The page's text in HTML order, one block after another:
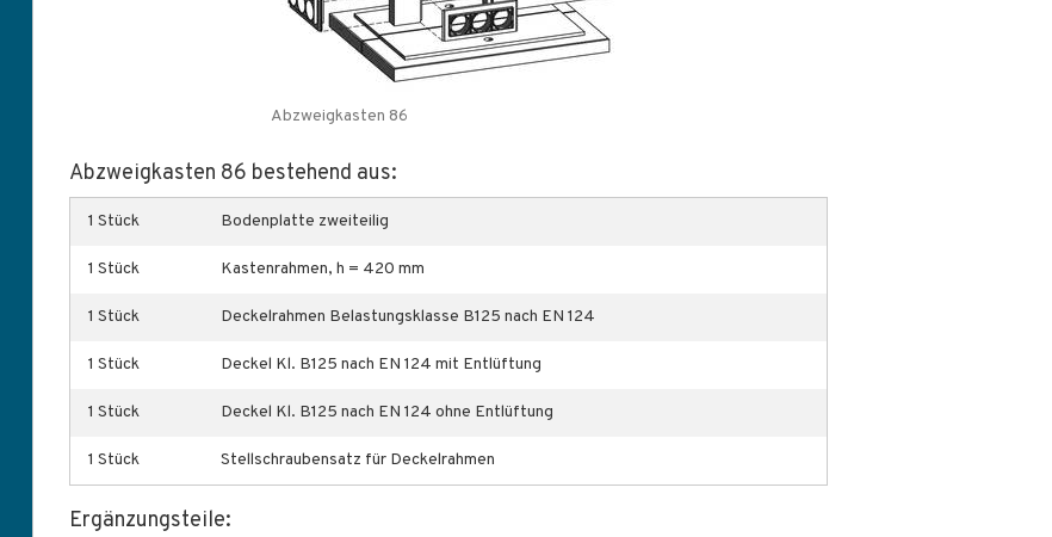
Abzweigkasten 86
Abzweigkasten 86 bestehend aus:
1 Stück Bodenplatte zweiteilig
1 Stück Kastenrahmen, h = 420 mm
1 Stück Deckelrahmen Belastungsklasse B125 nach EN 124
1 Stück Deckel Kl. B125 nach EN 124 mit Entlüftung
1 Stück Deckel Kl. B125 nach EN 124 ohne Entlüftung
1 Stück Stellschraubensatz für Deckelrahmen
Ergänzungsteile: